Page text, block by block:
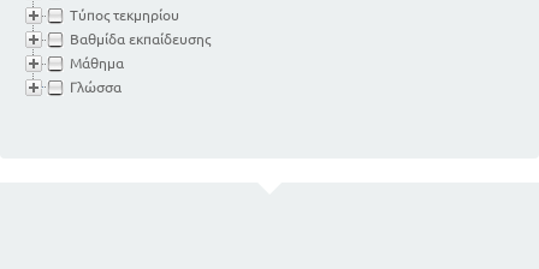
Τύπος τεκμηρίου
Βαθμίδα εκπαίδευσης
Μάθημα
Γλώσσα